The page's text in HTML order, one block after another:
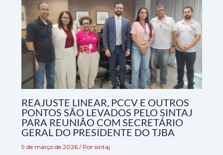
REAJUSTE LINEAR, PCCV E OUTROS
PONTOS SÃO LEVADOS PELO SINTAJ
PARA REUNIÃO COM SECRETÁRIO
GERAL DO PRESIDENTE DO TJBA
9 de março de 2026 / Por sintaj